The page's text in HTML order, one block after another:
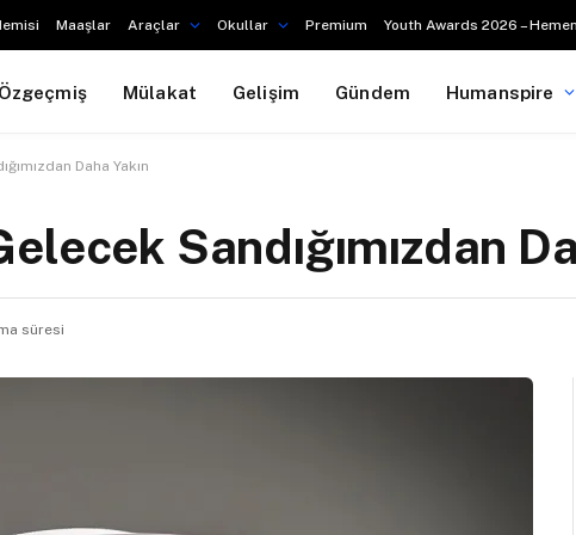
Maaşlar Araçlar Okullar Premium Youth Awards 2026 –
Özgeçmiş Mülakat Gelişim Gündem Humanspire
Daha Yakın
Sandığımızdan
süresi